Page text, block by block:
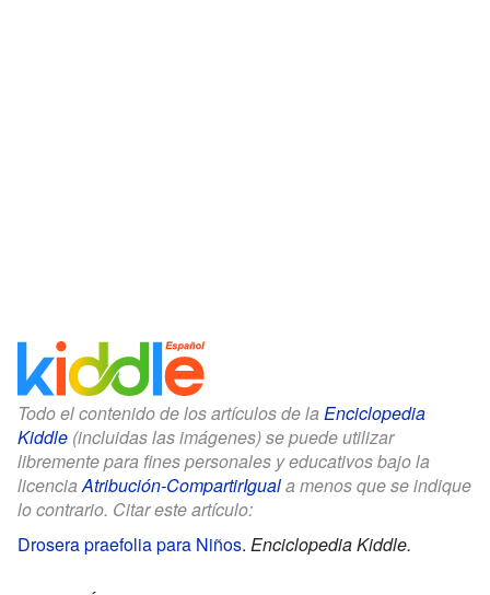
Todo el contenido de los artículos de la Enciclopedia
Kiddle (incluidas las imágenes) se puede utilizar
libremente para fines personales y educativos bajo la
licenciaAtribución-CompartirIguala menos que se indique
lo contrario. Citar este artículo:
Drosera praefolia para Niños. Enciclopedia Kiddle.